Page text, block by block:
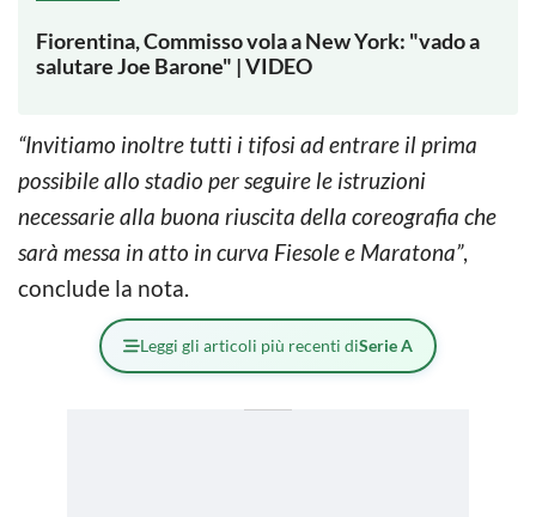
Fiorentina, Commisso vola a New York: "vado a
salutare Joe Barone" | VIDEO
“Invitiamo inoltre tutti i tifosi ad entrare il prima
possibile allo stadio per seguire le istruzioni
necessarie alla buona riuscita della coreografia che
sarà messa in atto in curva Fiesole e Maratona”,
conclude la nota.
Leggi gli articoli più recenti diSerie A